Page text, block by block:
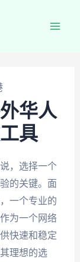
华人
具
，选择一个
的关键。面
一个专业的
为一个网络
快速和稳定
理想的选